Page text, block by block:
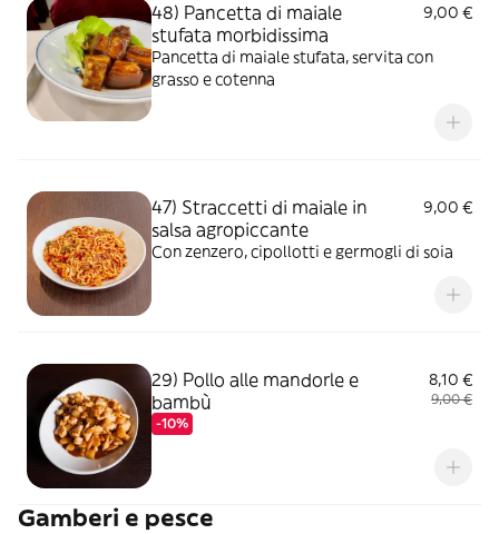
48) Pancetta di maiale
stufata morbidissima
9,00 €
Pancetta di maiale stufata, servita con
grasso e cotenna
47) Straccetti di maiale in
salsa agropiccante
9,00 €
Con zenzero, cipollotti e germogli di soia
29) Pollo alle mandorle e
bambù
-10%
8,10 €
9,00 €
Gamberi e pesce